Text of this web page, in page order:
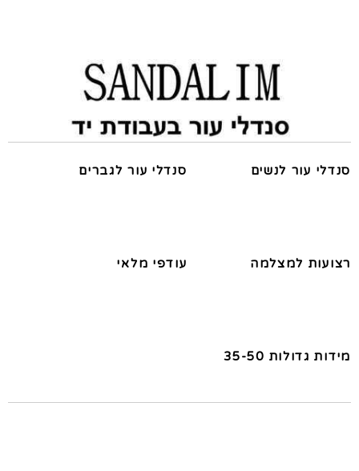
סנדלי עור לנשים סנדלי עור לגברים
רצועות למצלמה עודפי מלאי
מידות גדולות 35-50